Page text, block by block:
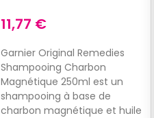
11,77 €
Garnier Original Remedies
Shampooing Charbon
Magnétique 250ml est un
shampooing à base de
charbon magnétique et huile